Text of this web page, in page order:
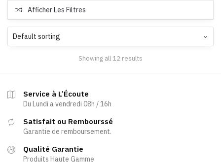
Afficher Les Filtres
Showing all 12 results
Service à L’Écoute
Du Lundi a vendredi 08h / 16h
Satisfait ou Rembourssé
Garantie de remboursement.
Qualité Garantie
Produits Haute Gamme